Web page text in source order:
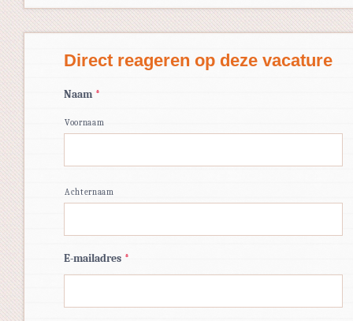
Direct reageren op deze vacature
Naam *
Voornaam
Achternaam
E-mailadres *